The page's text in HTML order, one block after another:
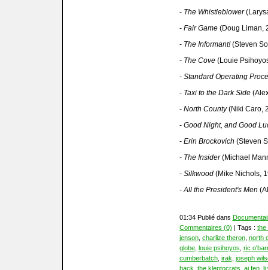
- The Whistleblower
- Fair Game(Doug Liman,
- The Informant!(Steven
- The Cove(Louie
-Standard Operating
- Taxi to the Dark Side
- North County(Niki Caro,
- Good Night, and Good
- Erin Brockovich (Steven
- The Insider(Michael
- Silkwood(Mike Nichols,
- All the President's Men
01:34 Publié dans
Commentaires (0) | Tags : the
jenson, charlize theron, north
globe, louie psihoyos ric
cumberbatch, irak joseph
hack the kleptocrats ai fen, li